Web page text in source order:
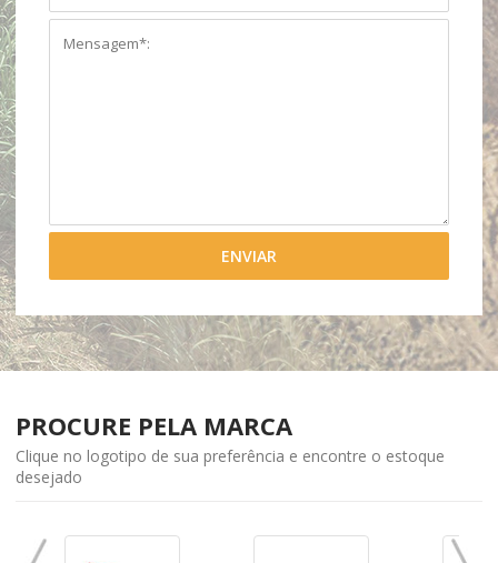
PROCURE PELA MARCA
Clique no logotipo de sua preferência e encontre o estoque
desejado